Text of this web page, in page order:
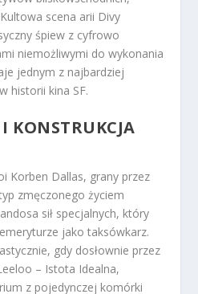
scena arii Divy
śpiew z cyfrowo
niemożliwymi do wykonania
jednym z najbardziej
historii kina SF.
KONSTRUKCJA
Korben Dallas, grany przez
zmęczonego życiem
sił specjalnych, który
jako taksówkarz.
gdy dosłownie przez
– Istota Idealna,
z pojedynczej komórki